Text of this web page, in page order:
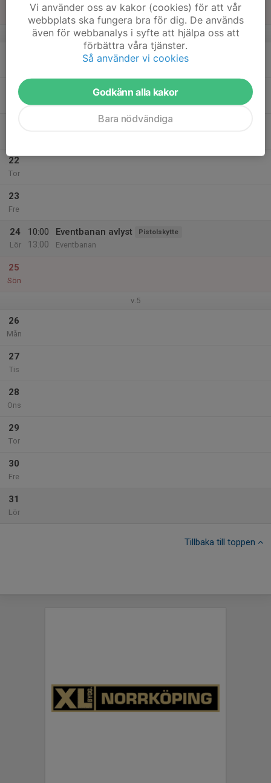
v.4
20
22
Tor
23
Fre
24
Lör
10:00
13:00
Eventbanan avlyst Pistolskytte
Eventbanan
25
Sön
v.5
26
Mån
27
Tis
28
Ons
29
Tor
30
Fre
31
Lör
Tillbaka till toppen
Vi använder oss av kakor (cookies) för att vår
webbplats ska fungera bra för dig. De används
även för webbanalys i syfte att hjälpa oss att
förbättra våra tjänster.
Så använder vi cookies
Godkänn alla kakor
Bara nödvändiga